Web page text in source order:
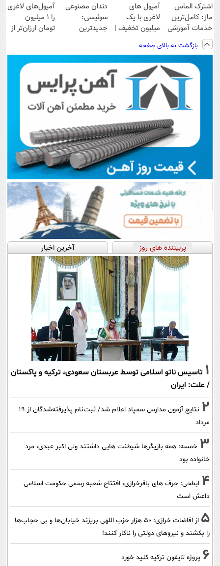
اشترک الماس
ماز: کامل‌ترین
خدمات آموزشی
برای کنکوری‌ها
آمپول های
لاغری با یک
میلیون تخفیف |
داروخانه های
معتبر
دندان مصنوعی
سوئیسی:
جدیدترین
پرداخت قسطی
آمپول‌های لاغری
را ۱ میلیون
تومان ارزان‌تر از
بازگشت به بالای صفحه
پربیننده های روز آخرین اخبار
1 تاسیس ناتو اسلامی توسط عربستان سعودی، ترکیه و پاکستان
/ علت: ایران
2
نتایج آزمون مدارس سمپاد اعلام شد/ ثبت‌نام پذیرفته‌شدگان از ۱۹
مرداد
3 خمسه: همه بازیگرها شیطنت هایی داشتند ولی اکبر عبدی، مرد
خانواده بود
4 ابطحی: حرف های باقرخرازی، افتتاح شعبه رسمی حکومت اسلامی
داعش است
5
از افاضات خرازی: ۵۰ هزار حزب اللهی بریزند خیابان‌ها و بی حجاب‌ها
را بکشند و نیرو‌های دولتی را ناکار کنند!
6 پروژه تایفون ترکیه کلید خورد